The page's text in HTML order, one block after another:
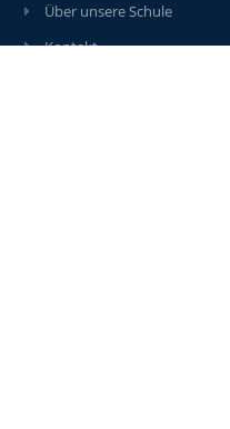
Über unsere Schule
Kontakt